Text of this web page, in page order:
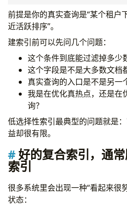
前提是你的真实查询是“某个租户
近活跃排序”。
建索引前可以先问几个问题：
这个条件到底能过滤掉多少
这个字段是不是大多数文档
真实查询的入口是不是另一
我是在优化真热点，还是在
询？
低选择性索引最典型的问题就是
益却很有限。
好的复合索引，通
索引
很多系统里会出现一种“看起来很
状态：